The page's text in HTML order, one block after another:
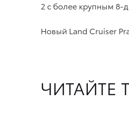
2 с более крупным
Новый Land Cruiser
ЧИТАЙТЕ